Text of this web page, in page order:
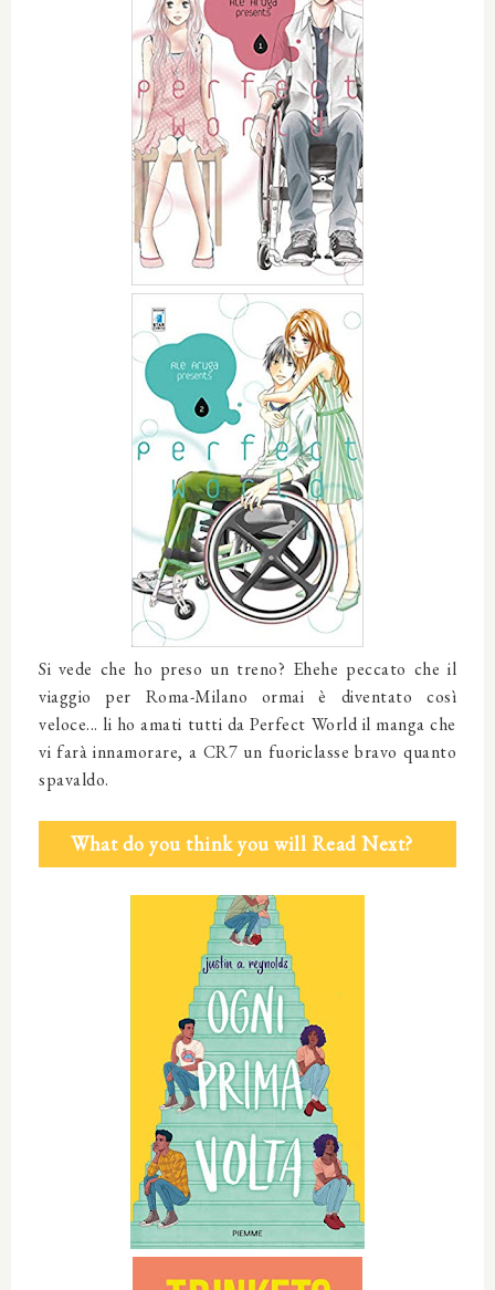
Si vede che ho preso un treno? Ehehe peccato che il
viaggio per Roma-Milano ormai è diventato così
veloce... li ho amati tutti da Perfect World il manga che
vi farà innamorare, a CR7 un fuoriclasse bravo quanto
spavaldo.
What do you think you will Read Next?